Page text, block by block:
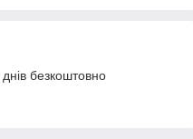
безкоштовно